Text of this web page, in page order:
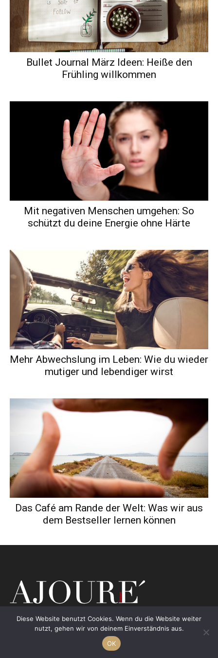
Bullet Journal März Ideen: Heiße den
Frühling willkommen
Mit negativen Menschen umgehen: So
schützt du deine Energie ohne Härte
Mehr Abwechslung im Leben: Wie du wieder
mutiger und lebendiger wirst
Das Café am Rande der Welt: Was wir aus
dem Bestseller lernen können
Diese Website benutzt Cookies. Wenn du die Website weiter
nutzt, gehen wir von deinem Einverständnis aus.
OK